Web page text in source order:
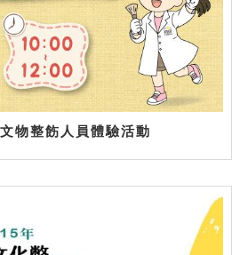
物整飭人員體驗活動